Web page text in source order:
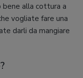
bene alla cottura a
vogliate fare una
darli da mangiare